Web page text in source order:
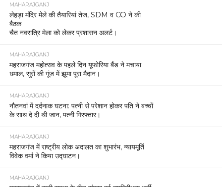
MAHARAJGANJ
लेहड़ा मंदिर मेले की तैयारियां तेज, SDM व CO ने की
बैठक
चैत नवरात्रि मेला को लेकर प्रशासन अलर्ट।
MAHARAJGANJ
महराजगंज महोत्सव के पहले दिन यूफोरिया बैंड ने मचाया
धमाल, सुरों की गूंज में झूमा पूरा मैदान।
MAHARAJGANJ
नौतनवां में दर्दनाक घटना: पत्नी से परेशान होकर पति ने बच्चों
के साथ दे दी थी जान, पत्नी गिरफ्तार।
MAHARAJGANJ
महराजगंज में राष्ट्रीय लोक अदालत का शुभारंभ, न्यायमूर्ति
विवेक वर्मा ने किया उद्घाटन।
MAHARAJGANJ